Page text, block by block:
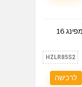
ערכת כלי בישול לקמפינג 16
HZLR85S2
לרכישה